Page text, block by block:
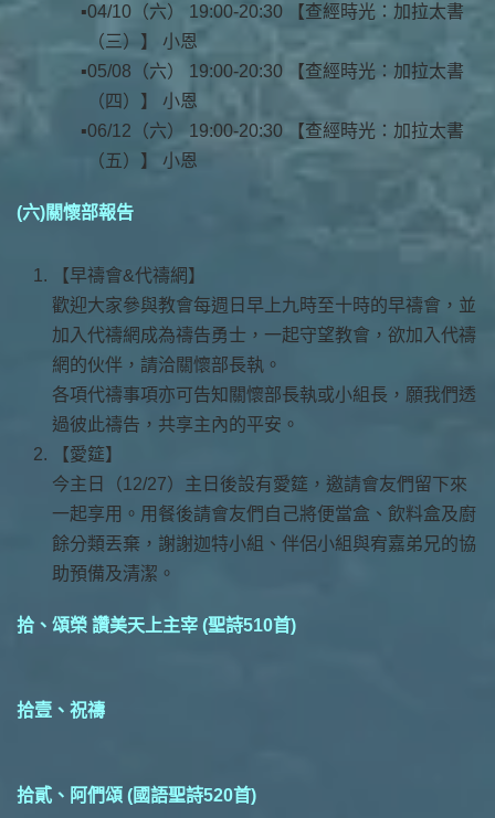
04/10（六） 19:00-20:30 【查經時光：加拉太書
（三）】 小恩
05/08（六） 19:00-20:30 【查經時光：加拉太書
（四）】 小恩
06/12（六） 19:00-20:30 【查經時光：加拉太書
（五）】 小恩
(六)關懷部報告
【早禱會&代禱網】
歡迎大家參與教會每週日早上九時至十時的早禱會，並
加入代禱網成為禱告勇士，一起守望教會，欲加入代禱
網的伙伴，請洽關懷部長執。
各項代禱事項亦可告知關懷部長執或小組長，願我們透
過彼此禱告，共享主內的平安。
【愛筵】
今主日（12/27）主日後設有愛筵，邀請會友們留下來
一起享用。用餐後請會友們自己將便當盒、飲料盒及廚
餘分類丟棄，謝謝迦特小組、伴侶小組與宥嘉弟兄的協
助預備及清潔。
拾、頌榮 讚美天上主宰 (聖詩510首)
拾壹、祝禱
拾貳、阿們頌 (國語聖詩520首)